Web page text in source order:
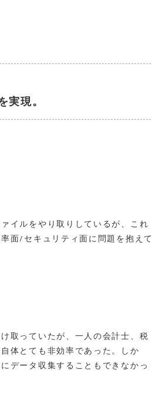
実現。
イルをやり取りしているが、これ
面/セキュリティ面に問題を抱えて
取っていたが、一人の会計士、税
体とても非効率であった。しか
データ収集することもできなかっ